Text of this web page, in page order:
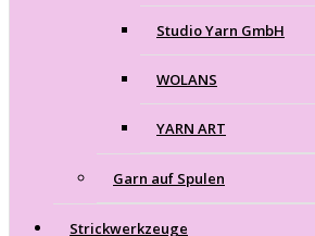
Studio Yarn GmbH
WOLANS
YARN ART
Garn auf Spulen
Strickwerkzeuge